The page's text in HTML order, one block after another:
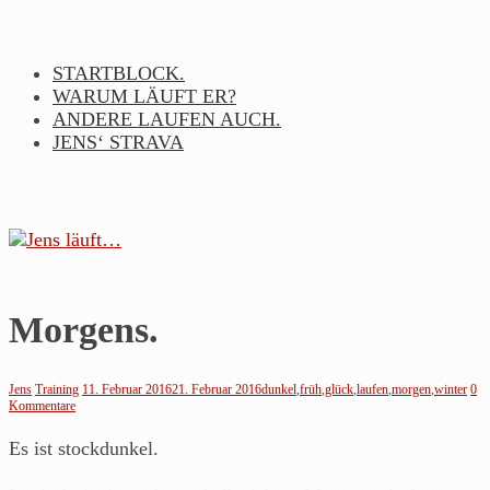
contentSTARTBLOCK.
WARUM LÄUFT ER?
ANDERE LAUFEN AUCH.
JENS‘ STRAVA
Jens
läuft…
Noch
so
Morgens.
Jens Training 11. Februar 201621. Februar 2016dunkel,früh,glück,laufen,morgen,winter 0
Kommentare
Es ist stockdunkel.